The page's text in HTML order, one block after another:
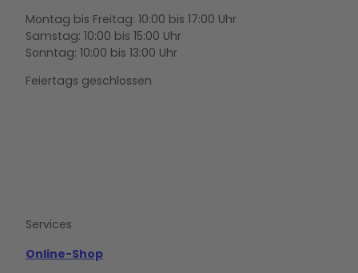
Montag bis Freitag: 10:00 bis 17:00 Uhr
Samstag: 10:00 bis 15:00 Uhr
Sonntag: 10:00 bis 13:00 Uhr
Feiertags geschlossen
o e
m
Services
Online-Shop